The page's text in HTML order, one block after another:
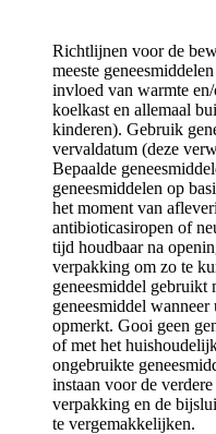
Richtlijnen voor de
meeste
invloed van warmte
koelkast en allemaal
kinderen). Gebruik
vervaldatum (deze
Bepaalde
geneesmiddelen op
het moment van
antibioticasiropen of
tijd houdbaar na
verpakking om zo te
geneesmiddel gebruikt
geneesmiddel
opmerkt. Gooi geen
of met het
ongebruikte
instaan voor de
verpakking en de
te vergemakkelijken.